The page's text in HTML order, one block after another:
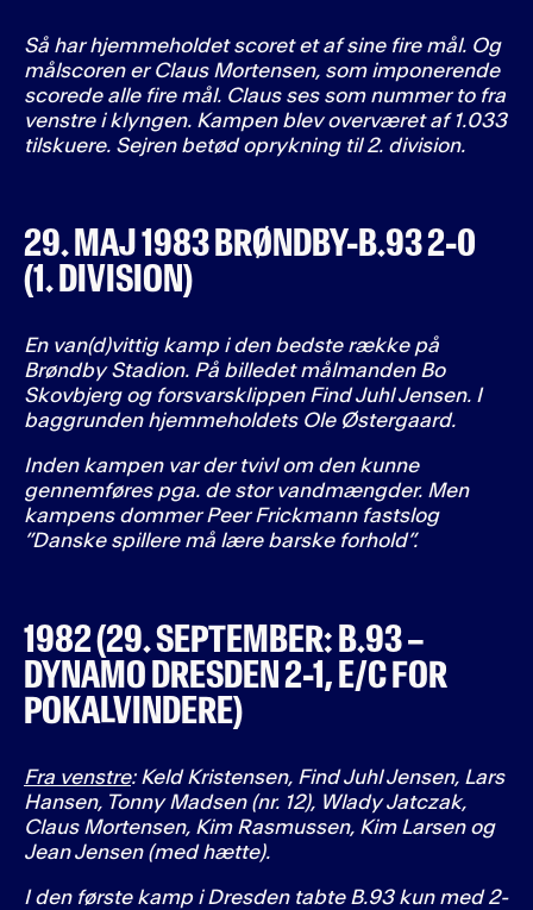
Så har hjemmeholdet scoret et af sine fire mål. Og
målscoren er Claus Mortensen, som imponerende
scorede alle fire mål. Claus ses som nummer to fra
venstre i klyngen. Kampen blev overværet af 1.033
tilskuere. Sejren betød oprykning til 2. division.
29. MAJ 1983 BRØNDBY-B.93 2-0
(1. DIVISION)
En van(d)vittig kamp i den bedste række på
Brøndby Stadion. På billedet målmanden Bo
Skovbjerg og forsvarsklippen Find Juhl Jensen. I
baggrunden hjemmeholdets Ole Østergaard.
Inden kampen var der tvivl om den kunne
gennemføres pga. de stor vandmængder. Men
kampens dommer Peer Frickmann fastslog
”Danske spillere må lære barske forhold”.
1982 (29. SEPTEMBER: B.93 –
DYNAMO DRESDEN 2-1, E/C FOR
POKALVINDERE)
Fra venstre: Keld Kristensen, Find Juhl Jensen, Lars
Hansen, Tonny Madsen (nr. 12), Wlady Jatczak,
Claus Mortensen, Kim Rasmussen, Kim Larsen og
Jean Jensen (med hætte).
I den første kamp i Dresden tabte B.93 kun med 2-